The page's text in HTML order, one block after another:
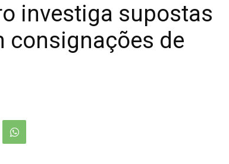
investiga supostas
consignações de